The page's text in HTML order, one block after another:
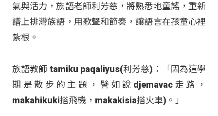
氣與活力，族語老師利芳慈，將熟悉地童謠，重新
譜上排灣族語，用歌聲和節奏，讓語言在孩童心裡
紮根。
族語教師 tamiku paqaliyus(利芳慈)：「因為這學
期是散步的主題，譬如說djemavac走路，
makahikuki搭飛機，makakisia搭火車)。」